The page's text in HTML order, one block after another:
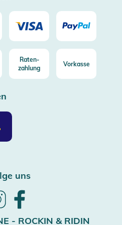
Raten-
zahlung
Vorkasse
uns
Follow
- ROCKIN & RIDIN